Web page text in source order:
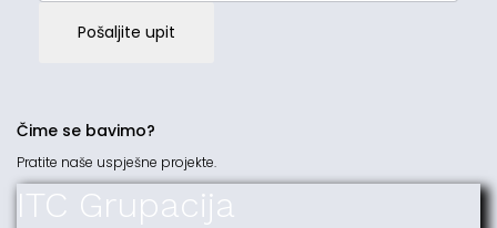
Pošaljite upit
Čime se bavimo?
Pratite naše uspješne projekte.
ITC Grupacija